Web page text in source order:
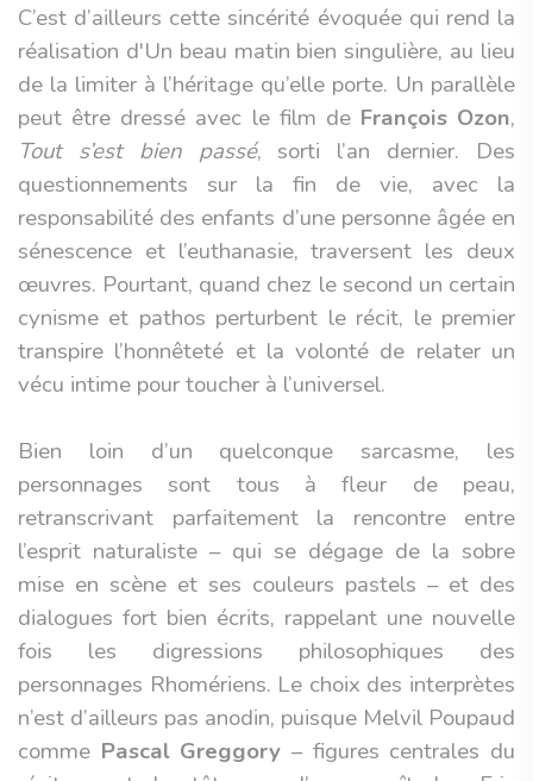
C’est d’ailleurs cette sincérité évoquée qui rend la
réalisation d'Un beau matin bien singulière, au lieu
de la limiter à l’héritage qu’elle porte. Un parallèle
peut être dressé avec le film de François Ozon,
Tout s’est bien passé, sorti l’an dernier. Des
questionnements sur la fin de vie, avec la
responsabilité des enfants d’une personne âgée en
sénescence et l’euthanasie, traversent les deux
œuvres. Pourtant, quand chez le second un certain
cynisme et pathos perturbent le récit, le premier
transpire l’honnêteté et la volonté de relater un
vécu intime pour toucher à l’universel.
Bien loin d’un quelconque sarcasme, les
personnages sont tous à fleur de peau,
retranscrivant parfaitement la rencontre entre
l’esprit naturaliste – qui se dégage de la sobre
mise en scène et ses couleurs pastels – et des
dialogues fort bien écrits, rappelant une nouvelle
fois les digressions philosophiques des
personnages Rhomériens. Le choix des interprètes
n’est d’ailleurs pas anodin, puisque Melvil Poupaud
comme Pascal Greggory – figures centrales du